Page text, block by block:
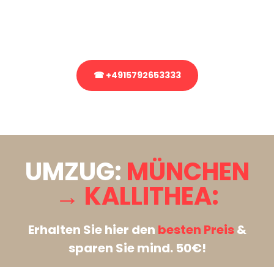
☎ +4915792653333
UMZUG: MÜNCHEN
→ KALLITHEA:
Erhalten Sie hier den besten Preis&
sparen Sie mind. 50€!